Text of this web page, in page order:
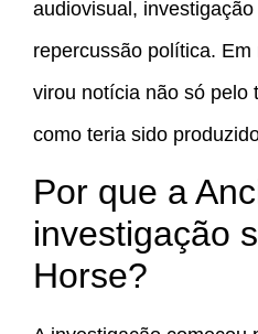
audiovisual,
repercussão política. Em
virou notícia não só pelo
como teria sido
Por que a
investigação
Horse?